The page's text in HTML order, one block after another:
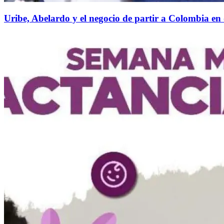
Uribe, Abelardo y el negocio de partir a Colombia en